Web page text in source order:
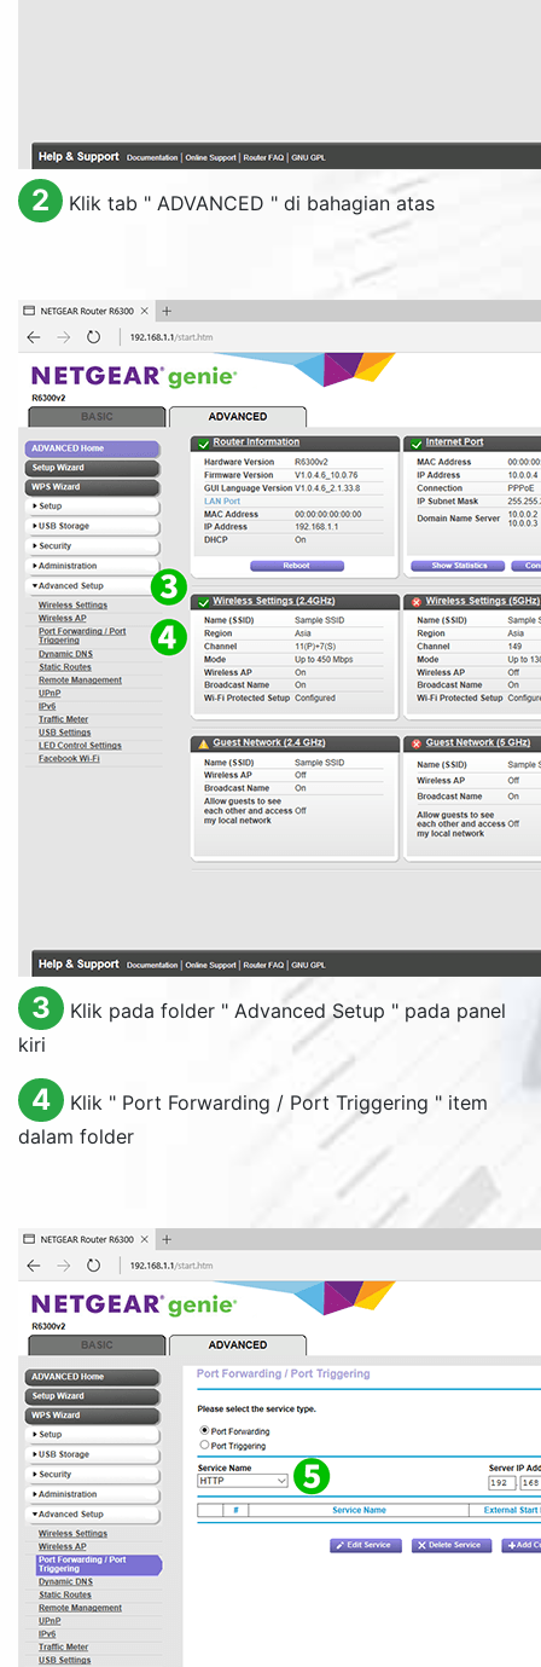
2 Klik tab " ADVANCED " di bahagian atas
3 Klik pada folder " Advanced Setup " pada panel
kiri
4 Klik " Port Forwarding / Port Triggering " item
dalam folder